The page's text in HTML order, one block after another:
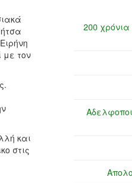
με τον
και
στις
200